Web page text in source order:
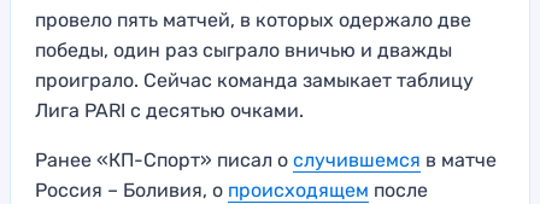
провело пять матчей, в которых одержало две
победы, один раз сыграло вничью и дважды
проиграло. Сейчас команда замыкает таблицу
Лига PARI с десятью очками.
Ранее «КП-Спорт» писал о случившемся в матче
Россия – Боливия, о происходящем после